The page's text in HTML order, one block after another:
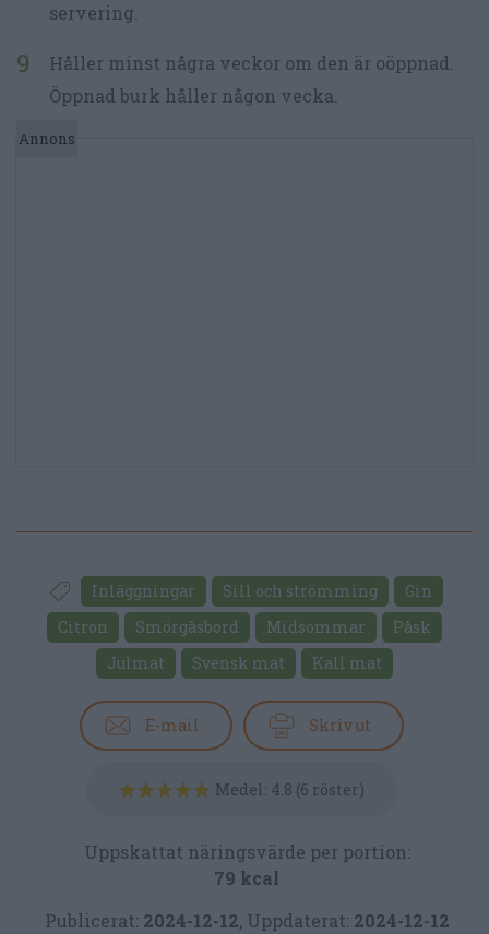
servering.
Håller minst några veckor om den är oöppnad.
Öppnad burk håller någon vecka.
Inläggningar Sill och strömming
Gin
Citron
Smörgåsbord Midsommar
Påsk
Julmat
Svensk mat Kall mat
E-mail Skriv ut
Medel: 4.8 (6 röster)
Uppskattat näringsvärde per portion:
79 kcal
Publicerat: 2024-12-12, Uppdaterat: 2024-12-12